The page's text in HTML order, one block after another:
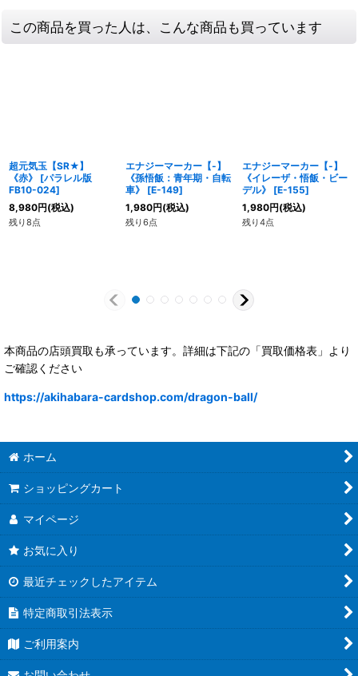
この商品を買った人は、こんな商品も買っています
超元気玉【SR★】
《赤》
[パラレル版
FB10-024]
8,980円(税込)
残り8点
エナジーマーカー【-】
《孫悟飯：青年期・自転
車》
[E-149]
1,980円(税込)
残り6点
エナジーマーカー【-】
《イレーザ・悟飯・ビー
デル》
[E-155]
1,980円(税込)
残り4点
本商品の店頭買取も承っています。詳細は下記の「買取価格表」より
ご確認ください
https://akihabara-cardshop.com/dragon-ball/
ホーム
ショッピングカート
マイページ
お気に入り
最近チェックしたアイテム
特定商取引法表示
ご利用案内